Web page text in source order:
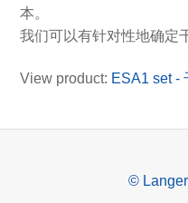
本。
我们可以有针对性地确定
View product: ESA1 set -
©